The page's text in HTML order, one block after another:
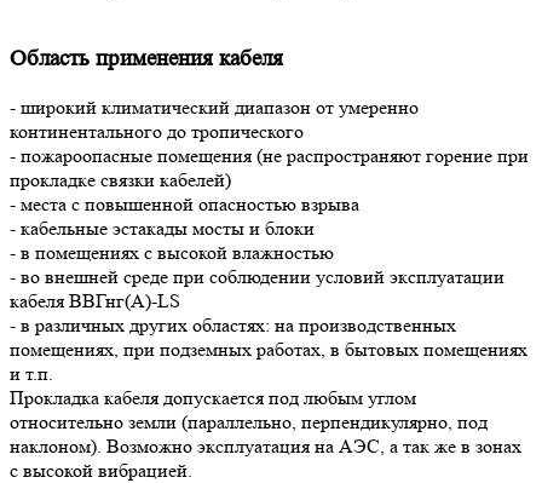
Область применения кабеля
- широкий климатический диапазон от умеренно
континентального до тропического
- пожароопасные помещения (не распространяют горение при
прокладке связки кабелей)
- места с повышенной опасностью взрыва
- кабельные эстакады мосты и блоки
- в помещениях с высокой влажностью
- во внешней среде при соблюдении условий эксплуатации
кабеля ВВГнг(А)-LS
- в различных других областях: на производственных
помещениях, при подземных работах, в бытовых помещениях
и т.п.
Прокладка кабеля допускается под любым углом
относительно земли (параллельно, перпендикулярно, под
наклоном). Возможно эксплуатация на АЭС, а так же в зонах
с высокой вибрацией.